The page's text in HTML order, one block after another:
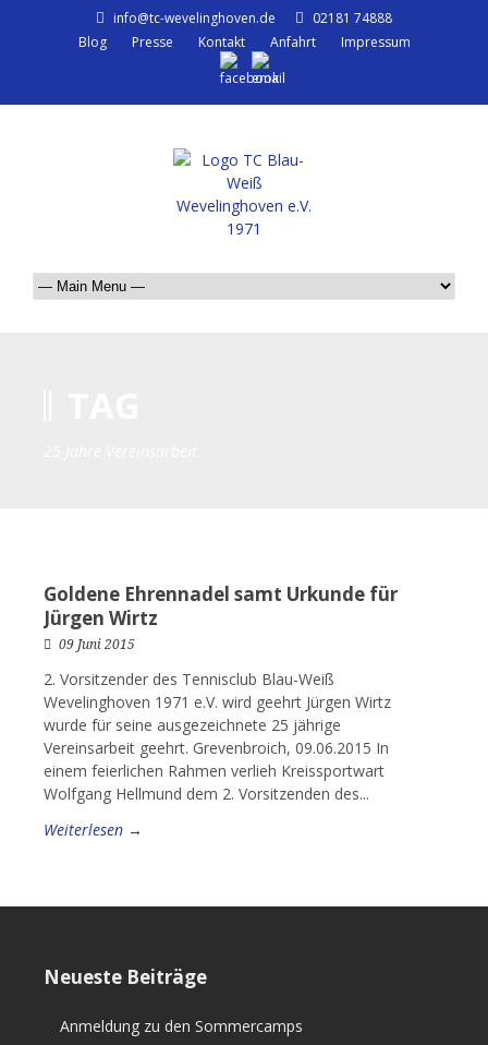
info@tc-wevelinghoven.de
02181 74888
Blog
Presse Kontakt Anfahrt Impressum
Goldene Ehrennadel samt Urkunde für
Jürgen Wirtz
09 Juni 2015
2. Vorsitzender des Tennisclub Blau-Weiß
Wevelinghoven 1971 e.V. wird geehrt Jürgen Wirtz
wurde für seine ausgezeichnete 25 jährige
Vereinsarbeit geehrt. Grevenbroich, 09.06.2015 In
einem feierlichen Rahmen verlieh Kreissportwart
Wolfgang Hellmund dem 2. Vorsitzenden des...
Weiterlesen →
Neueste Beiträge
Anmeldung zu den Sommercamps